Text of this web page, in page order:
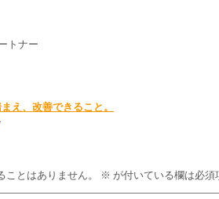
トナー
え、改善できること。
とはありません。 ※ が付いている欄は必須